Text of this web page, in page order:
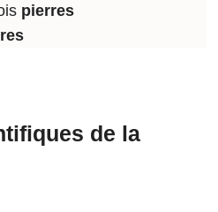
pierres
de la